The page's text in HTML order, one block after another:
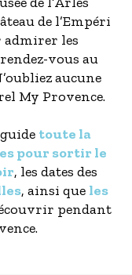
de l’Empéri
admirer les
vous au
aucune
My Provence.
toute la
pour sortir le
, les dates des
, ainsi que les
pendant